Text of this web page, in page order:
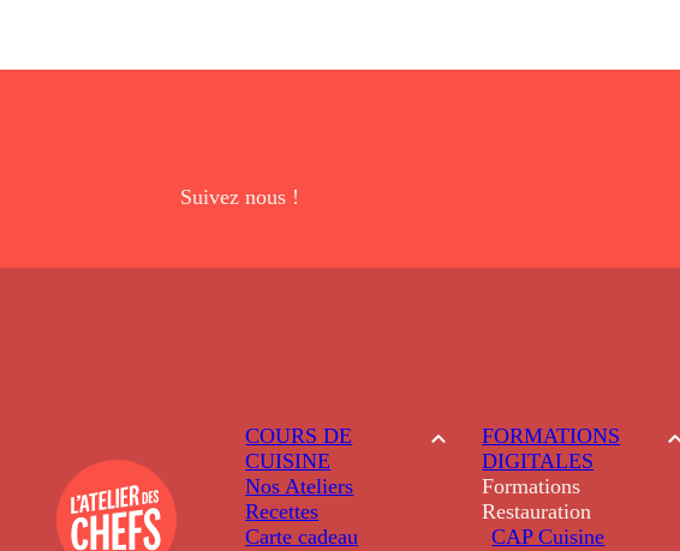
Suivez nous !
COURS DE
CUISINE
Nos Ateliers
Recettes
Carte cadeau
FORMATIONS
DIGITALES
Formations
Restauration
CAP Cuisine